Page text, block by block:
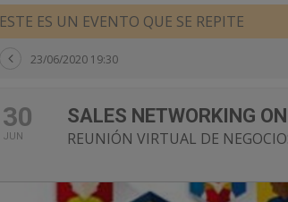
ESTE ES UN EVENTO QUE SE REPITE
23/06/2020 19:30
30
JUN
SALES NETWORKING
REUNIÓN VIRTUAL DE